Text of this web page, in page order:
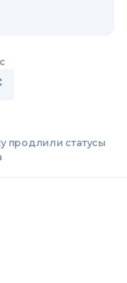
продлили статусы